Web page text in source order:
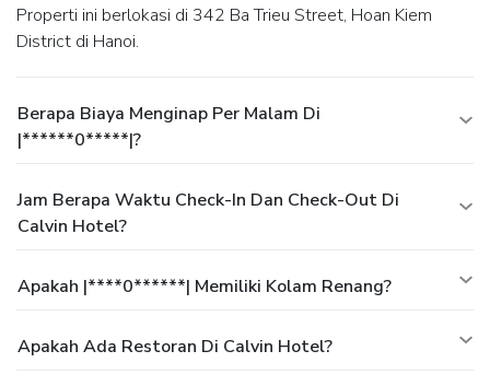
Properti ini berlokasi di 342 Ba Trieu Street, Hoan Kiem
District di Hanoi.
Berapa Biaya Menginap Per Malam Di
|******0*****|?
Jam Berapa Waktu Check-In Dan Check-Out Di
Calvin Hotel?
Apakah |****0******| Memiliki Kolam Renang?
Apakah Ada Restoran Di Calvin Hotel?